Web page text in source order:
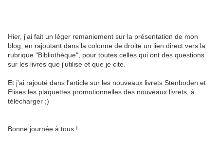
Hier, j'ai fait un léger remaniement sur la présentation de mon
blog, en rajoutant dans la colonne de droite un lien direct vers la
rubrique "Bibliothèque", pour toutes celles qui ont des questions
sur les livres que j'utilise et que je cite.
Et j'ai rajouté dans l'article sur les nouveaux livrets Stenboden et
Elises les plaquettes promotionnelles des nouveaux livrets, à
télécharger ;)
Bonne journée à tous !